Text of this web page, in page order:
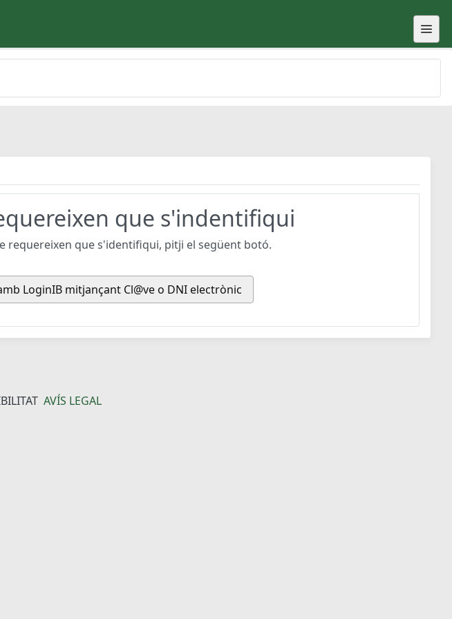
que s'indentifiqui
requereixen que s'identifiqui, pitji el següent botó.
LoginIB mitjançant Cl@ve o DNI electrònic
AVÍS LEGAL